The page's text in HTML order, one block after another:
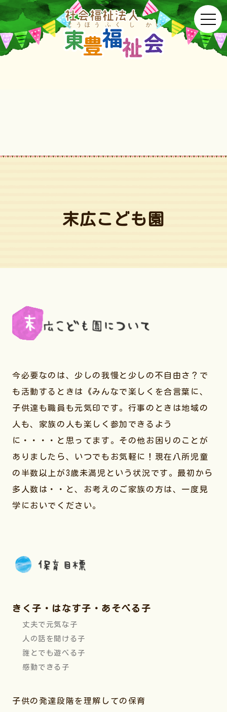
末広こども園
今必要なのは、少しの我慢と少しの不自由さ？で
も活動するときは《みんなで楽しくを合言葉に、
子供達も職員も元気印です。行事のときは地域の
人も、家族の人も楽しく参加できるよう
に・・・・と思ってます。その他お困りのことが
ありましたら、いつでもお気軽に！現在八所児童
の半数以上が3歳未満児という状況です。最初から
多人数は・・と、お考えのご家族の方は、一度見
学においでください。
きく子・はなす子・あそべる子
丈夫で元気な子
人の話を聞ける子
誰とでも遊べる子
感動できる子
子供の発達段階を理解しての保育